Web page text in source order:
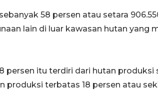
58 persen atau setara
lain di luar kawasan hutan yang
persen itu terdiri dari hutan produksi
produksi terbatas 18 persen atau